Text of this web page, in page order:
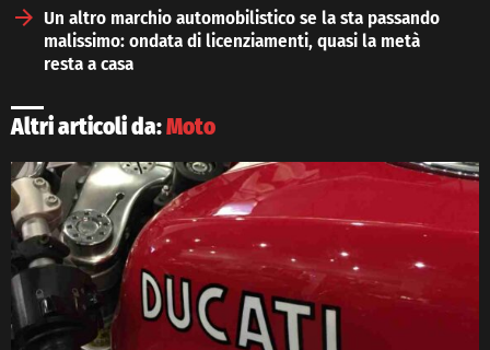
Un altro marchio automobilistico se la sta passando
malissimo: ondata di licenziamenti, quasi la metà
resta a casa
Altri articoli da:Moto